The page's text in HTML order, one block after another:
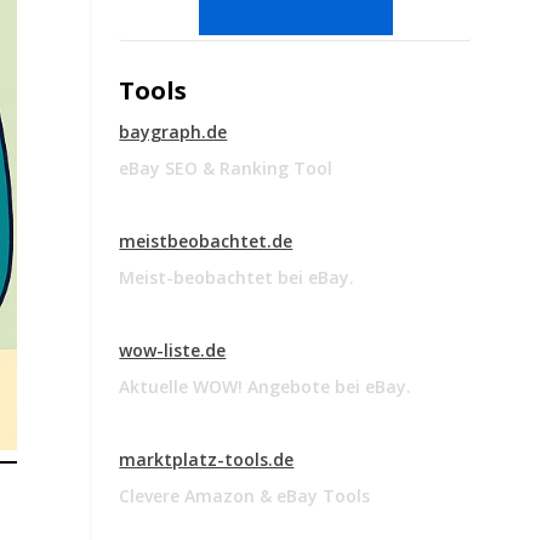
Tools
baygraph.de
eBay SEO & Ranking Tool
meistbeobachtet.de
Meist-beobachtet bei eBay.
wow-liste.de
Aktuelle WOW! Angebote bei eBay.
marktplatz-tools.de
Clevere Amazon & eBay Tools